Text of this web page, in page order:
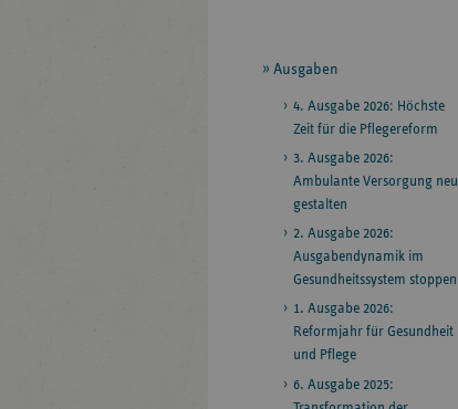
Seitennavigation
Ausgaben
4. Ausgabe 2026: Höchste
Zeit für die Pflegereform
3. Ausgabe 2026:
Ambulante Versorgung neu
gestalten
2. Ausgabe 2026:
Ausgabendynamik im
Gesundheitssystem stoppen
1. Ausgabe 2026:
Reformjahr für Gesundheit
und Pflege
6. Ausgabe 2025: